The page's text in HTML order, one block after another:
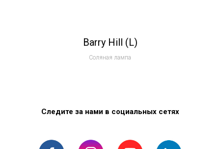
Barry Hill (L)
Соляная лампа
Следите за нами в социальных сетях